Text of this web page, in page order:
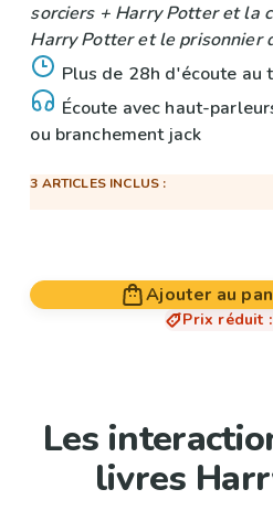
sorciers + Harry Potter et la
Harry Potter et le prisonnier
Plus de 28h d'écoute au
Écoute avec haut-
ou branchement jack
3 ARTICLES INCLUS :
Ajouter au
Prix réduit :
Les
livres